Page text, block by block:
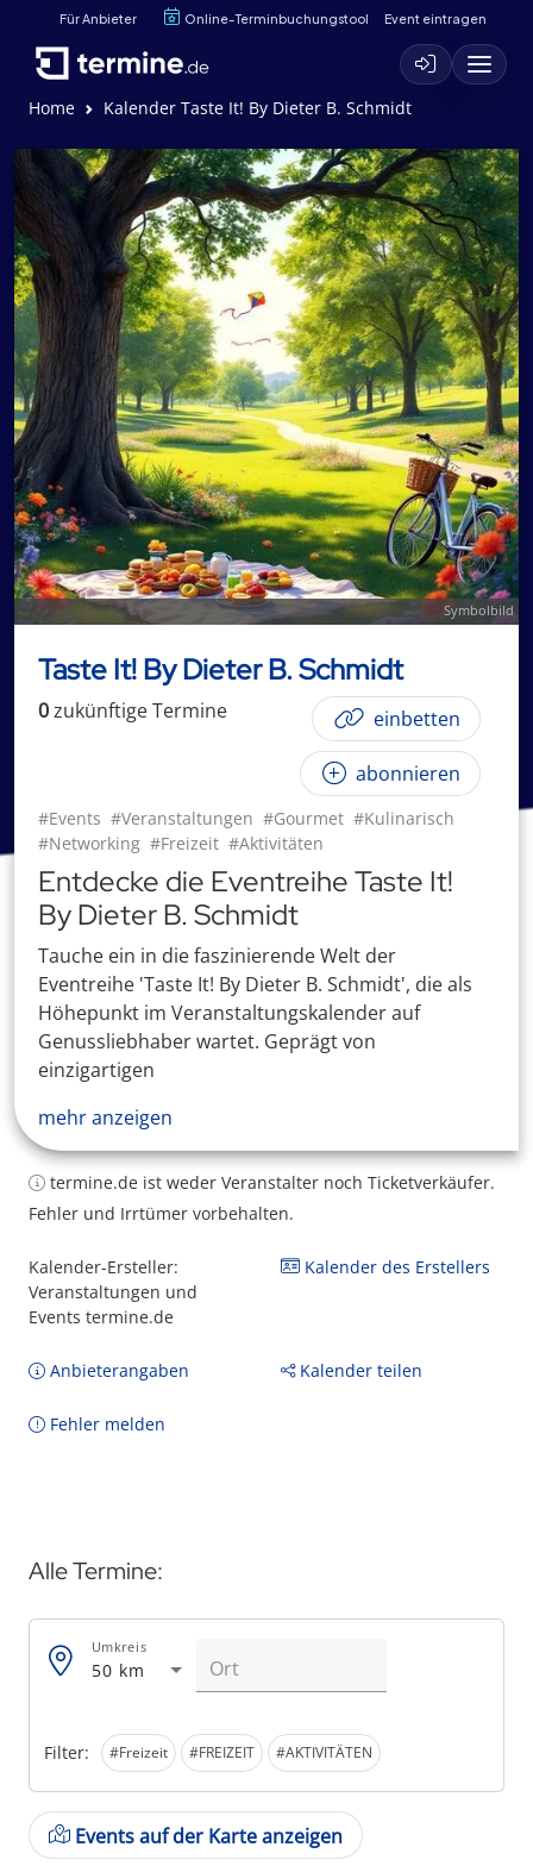
Für Anbieter Online-Terminbuchungstool Event eintragen
Home Kalender Taste It! By Dieter B. Schmidt
Symbolbild
Taste It! By Dieter B. Schmidt
0zukünftigeTermine einbetten
abonnieren
#Events #Veranstaltungen #Gourmet #Kulinarisch
#Networking #Freizeit #Aktivitäten
Entdecke die Eventreihe Taste It!
By Dieter B. Schmidt
Tauche ein in die faszinierende Welt der
Eventreihe 'Taste It! By Dieter B. Schmidt', die als
Höhepunkt im Veranstaltungskalender auf
Genussliebhaber wartet. Geprägt von
einzigartigen
mehr anzeigen
termine.de ist weder Veranstalter noch Ticketverkäufer.
Fehler und Irrtümer vorbehalten.
Kalender-Ersteller:
Veranstaltungen und
Events termine.de
Kalender des Erstellers
Anbieterangaben Kalender teilen
Fehler melden
Alle Termine:
Filter: #Freizeit #FREIZEIT #AKTIVITÄTEN
50 km
Umkreis
Events auf der Karte anzeigen